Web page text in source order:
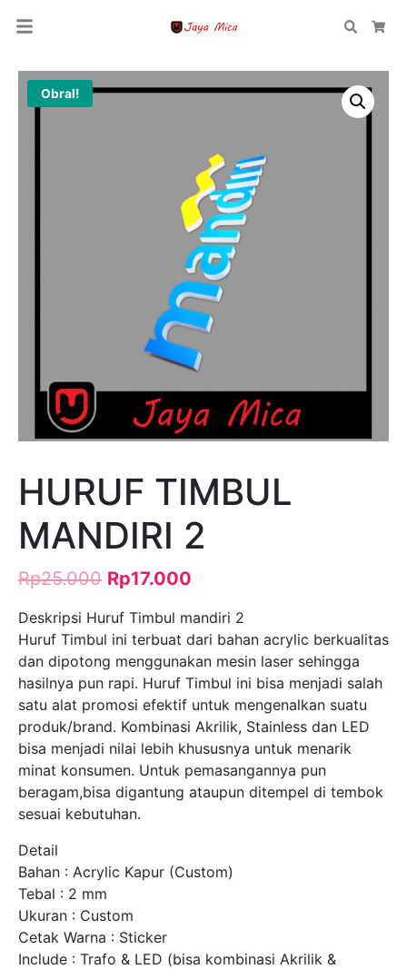
Search
Obral!
HURUF TIMBUL
MANDIRI 2
Rp25.000 Rp17.000
Deskripsi Huruf Timbul mandiri 2
Huruf Timbul ini terbuat dari bahan acrylic berkualitas
dan dipotong menggunakan mesin laser sehingga
hasilnya pun rapi. Huruf Timbul ini bisa menjadi salah
satu alat promosi efektif untuk mengenalkan suatu
produk/brand. Kombinasi Akrilik, Stainless dan LED
bisa menjadi nilai lebih khususnya untuk menarik
minat konsumen. Untuk pemasangannya pun
beragam,bisa digantung ataupun ditempel di tembok
sesuai kebutuhan.
Detail
Bahan : Acrylic Kapur (Custom)
Tebal : 2 mm
Ukuran : Custom
Cetak Warna : Sticker
Include : Trafo & LED (bisa kombinasi Akrilik &